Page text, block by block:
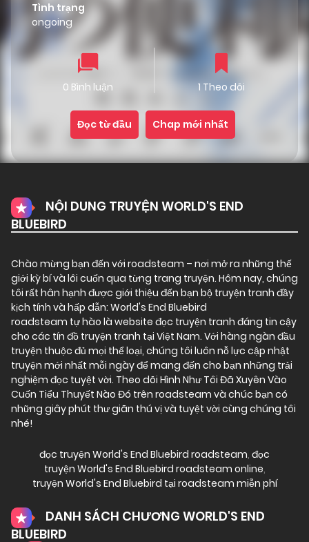
Tình trạng
ongoing
0 Bình luận 1 Theo dõi
Đọc từ đầu Chap mới nhất
NỘI DUNG TRUYỆN WORLD'S END
BLUEBIRD
Chào mừng bạn đến với roadsteam – nơi mở ra những thế
giới kỳ bí và lôi cuốn qua từng trang truyện. Hôm nay, chúng
tôi rất hân hạnh được giới thiệu đến bạn bộ truyện tranh đầy
kịch tính và hấp dẫn: World's End Bluebird
roadsteam tự hào là website đọc truyện tranh đáng tin cậy
cho các tín đồ truyện tranh tại Việt Nam. Với hàng ngàn đầu
truyện thuộc đủ mọi thể loại, chúng tôi luôn nỗ lực cập nhật
truyện mới nhất mỗi ngày để mang đến cho bạn những trải
nghiệm đọc tuyệt vời. Theo dõi Hình Như Tôi Đã Xuyên Vào
Cuốn Tiểu Thuyết Nào Đó trên roadsteam và chúc bạn có
những giây phút thư giãn thú vị và tuyệt vời cùng chúng tôi
nhé!
đọc truyện World's End Bluebird roadsteam, đọc
truyện World's End Bluebird roadsteam online,
truyện World's End Bluebird tại roadsteam miễn phí
DANH SÁCH CHƯƠNG WORLD'S END
BLUEBIRD